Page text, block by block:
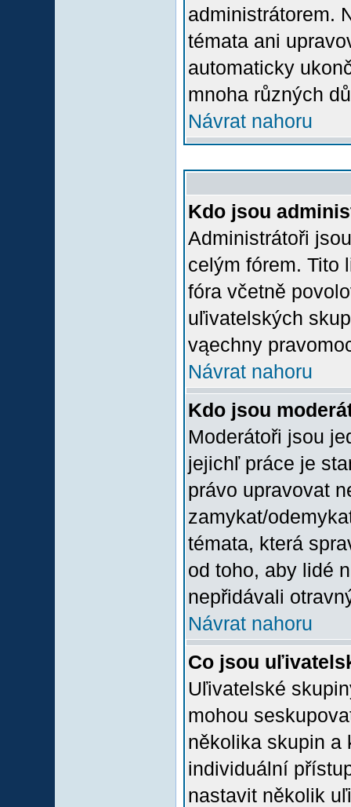
administrátorem.
témata ani
automaticky
mnoha různých
Návrat nahoru
Kdo jsou
Administrátoři
celým fórem. Tito
fóra včetně
uľivatelských
vąechny
Návrat nahoru
Kdo jsou
Moderátoři jsou
jejichľ práce je
právo upravovat
zamykat/
témata, která
od toho, aby lidé
nepřidávali
Návrat nahoru
Co jsou
Uľivatelské
mohou
několika skupin a
individuální
nastavit několik